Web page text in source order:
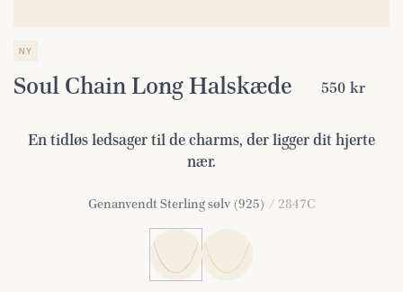
NY
Soul Chain Long Halskæde 550 kr
En tidløs ledsager til de charms, der ligger dit hjerte
nær.
Genanvendt Sterling sølv (925) / 2847C